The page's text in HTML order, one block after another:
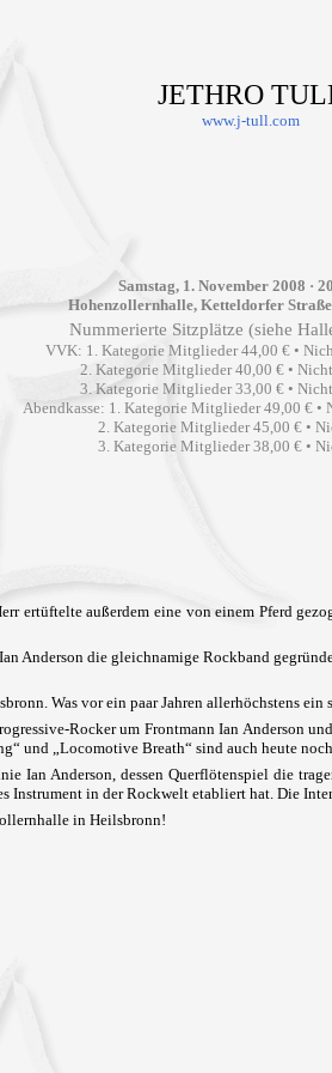
JETHRO
www.j-tull.com
Samstag, 1. November 2008 ·
Hohenzollernhalle, Ketteldorfer
Nummerierte Sitzplätze (siehe
VVK: 1. Kategorie Mitglieder 44,00 € •
2. Kategorie Mitglieder 40,00 € •
3. Kategorie Mitglieder 33,00 € •
Abendkasse: 1. Kategorie Mitglieder 49,00 € •
2. Kategorie Mitglieder 45,00 € •
3. Kategorie Mitglieder 38,00 € •
ertüftelte außerdem eine von einem Pferd
Anderson die gleichnamige Rockband
Was vor ein paar Jahren allerhöchstens
Rocker um Frontmann Ian Anderson
und „Locomotive Breath“ sind auch heute
Ian Anderson, dessen Querflötenspiel die
Instrument in der Rockwelt etabliert hat. Die
in Heilsbronn!